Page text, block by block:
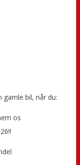
gamle bil, når du:
os